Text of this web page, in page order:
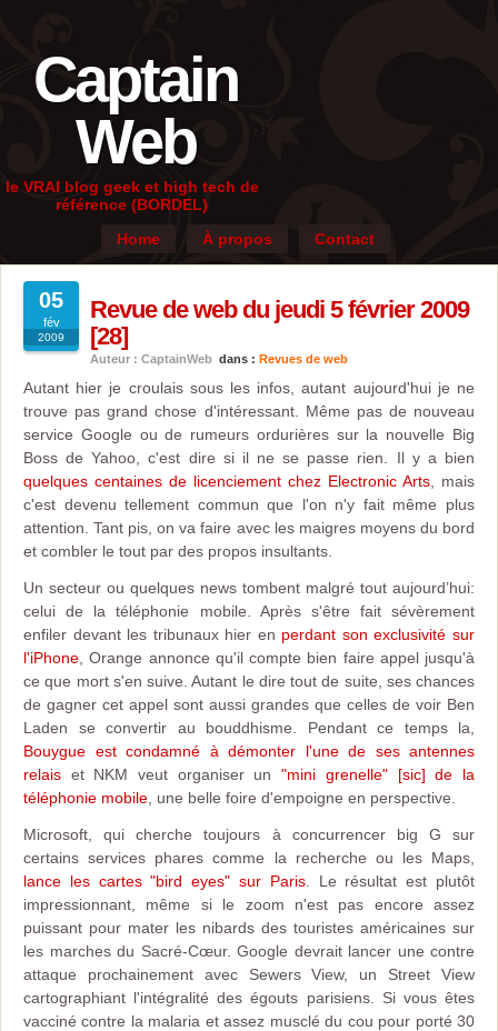
Captain
Web
le VRAI blog geek et high tech de
référence (BORDEL)
Home
À propos Contact
05
fév
2009
Revue de web du jeudi 5 février 2009
[28]
Auteur : CaptainWeb dans : Revues de web
Autant hier je croulais sous les infos, autant aujourd'hui je ne
trouve pas grand chose d'intéressant. Même pas de nouveau
service Google ou de rumeurs ordurières sur la nouvelle Big
Boss de Yahoo, c'est dire si il ne se passe rien. Il y a bien
quelques centaines de licenciement chez Electronic Arts , mais
c'est devenu tellement commun que l'on n'y fait même plus
attention. Tant pis, on va faire avec les maigres moyens du bord
et combler le tout par des propos insultants.
Un secteur ou quelques news tombent malgré tout aujourd’hui:
celui de la téléphonie mobile. Après s'être fait sévèrement
enfiler devant les tribunaux hier en perdant son exclusivité sur
l'iPhone , Orange annonce qu'il compte bien faire appel jusqu'à
ce que mort s'en suive. Autant le dire tout de suite, ses chances
de gagner cet appel sont aussi grandes que celles de voir Ben
Laden se convertir au bouddhisme. Pendant ce temps la,
Bouygue est condamné à démonter l'une de ses antennes
relais et NKM veut organiser un"mini grenelle" [sic] de la
téléphonie mobile , une belle foire d'empoigne en perspective.
Microsoft, qui cherche toujours à concurrencer big G sur
certains services phares comme la recherche ou les Maps,
lance les cartes "bird eyes" sur Paris. Le résultat est plutôt
impressionnant, même si le zoom n'est pas encore assez
puissant pour mater les nibards des touristes américaines sur
les marches du Sacré-Cœur. Google devrait lancer une contre
attaque prochainement avec Sewers View, un Street View
cartographiant l'intégralité des égouts parisiens. Si vous êtes
vacciné contre la malaria et assez musclé du cou pour porté 30